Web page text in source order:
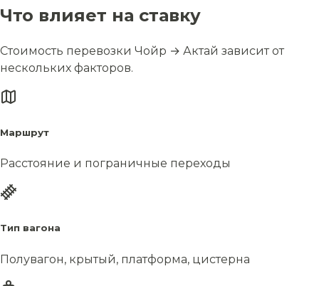
Что влияет на ставку
Стоимость перевозки Чойр → Актай зависит от
нескольких факторов.
Маршрут
Расстояние и пограничные переходы
Тип вагона
Полувагон, крытый, платформа, цистерна